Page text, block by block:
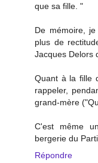
que sa fille. "
De mémoire,
plus de
Jacques Delors
Quant à la fille
rappeler,
grand-mère
C'est même
bergerie du
Répondre